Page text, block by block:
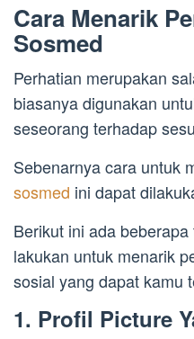
Cara Menarik
Sosmed
Perhatian merupakan
biasanya digunakan
seseorang terhadap
Sebenarnya cara untuk
sosmed ini dapat
Berikut ini ada
lakukan untuk menarik
sosial yang dapat kamu
1. Profil Picture